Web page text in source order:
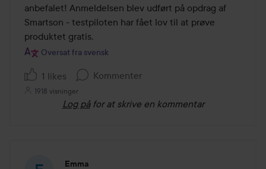
anbefalet! Anmeldelsen blev udført på opdrag af
Smartson - testpiloten har fået lov til at prøve
produktet gratis.
Oversat fra svensk
1 likes Kommenter
1918 visninger
Log på for at skrive en kommentar
Emma